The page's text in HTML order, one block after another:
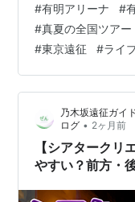
複数の行き方があ
ートが変わります
向けに、有明アリ
からの行き方・新
方をまとめます。
#有明アリーナ #
#真夏の全国ツアー
#東京遠征 #ライ
乃木坂遠征ガイ
ログ • 2ヶ月前
【シアタークリ
やすい？前方・